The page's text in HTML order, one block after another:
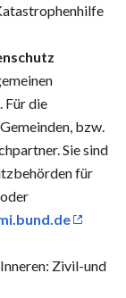
Für die
bzw.
Sie sind
für
Zivil-und